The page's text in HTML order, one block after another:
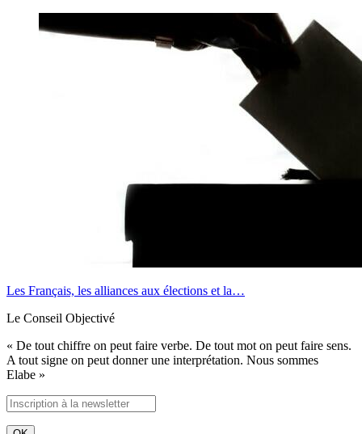
Les Français, les alliances aux élections et la…
Le Conseil Objectivé
« De tout chiffre on peut faire verbe. De tout mot on peut faire sens.
A tout signe on peut donner une interprétation. Nous sommes
Elabe »